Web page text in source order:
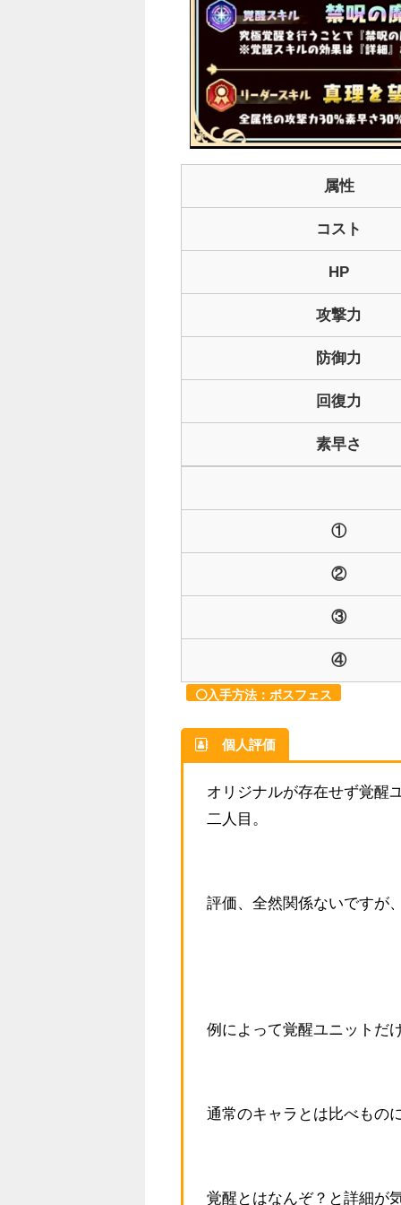
属性
コスト
HP
攻撃力
防御力
回復力
素早さ
①
②
③
④
入手方法：ボスフェス
個人評価
オリジナルが存在せず覚醒
二人目。
評価、全然関係ないですが
例によって覚醒ユニットだ
通常のキャラとは比べもの
覚醒とはなんぞ？と詳細が